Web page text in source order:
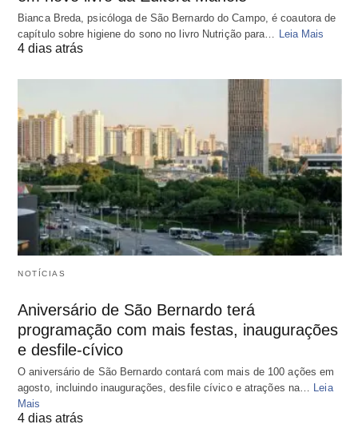
Bianca Breda, psicóloga de São Bernardo do Campo, é coautora de
capítulo sobre higiene do sono no livro Nutrição para… Leia Mais
4 dias atrás
NOTÍCIAS
Aniversário de São Bernardo terá
programação com mais festas, inaugurações
e desfile-cívico
O aniversário de São Bernardo contará com mais de 100 ações em
agosto, incluindo inaugurações, desfile cívico e atrações na…
Leia
Mais
4 dias atrás